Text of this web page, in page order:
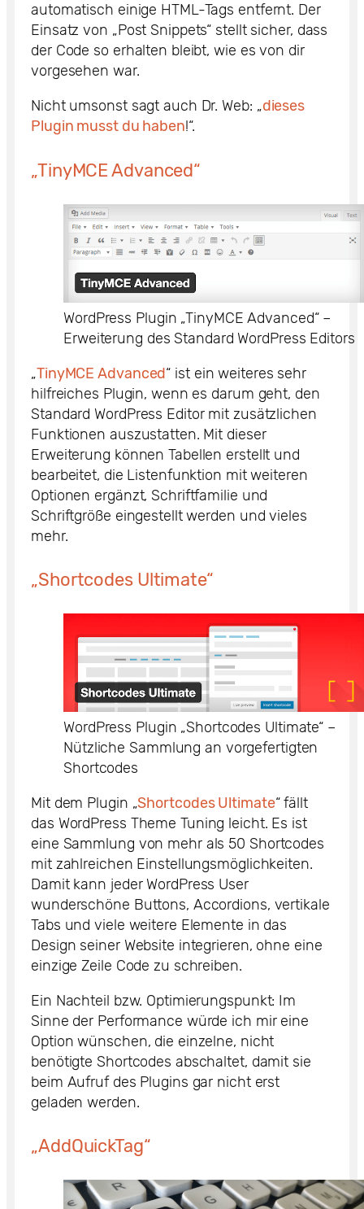
automatisch einige HTML-Tags entfernt. Der
Einsatz von „Post Snippets“ stellt sicher, dass
der Code so erhalten bleibt, wie es von dir
vorgesehen war.
Nicht umsonst sagt auch Dr. Web: „dieses
Plugin musst du haben!“.
„TinyMCE Advanced“
WordPress Plugin „TinyMCE Advanced“ –
Erweiterung des Standard WordPress Editors
„TinyMCE Advanced“ ist ein weiteres sehr
hilfreiches Plugin, wenn es darum geht, den
Standard WordPress Editor mit zusätzlichen
Funktionen auszustatten. Mit dieser
Erweiterung können Tabellen erstellt und
bearbeitet, die Listenfunktion mit weiteren
Optionen ergänzt, Schriftfamilie und
Schriftgröße eingestellt werden und vieles
mehr.
„Shortcodes Ultimate“
WordPress Plugin „Shortcodes Ultimate“ –
Nützliche Sammlung an vorgefertigten
Shortcodes
Mit dem Plugin „Shortcodes Ultimate“ fällt
das WordPress Theme Tuning leicht. Es ist
eine Sammlung von mehr als 50 Shortcodes
mit zahlreichen Einstellungsmöglichkeiten.
Damit kann jeder WordPress User
wunderschöne Buttons, Accordions, vertikale
Tabs und viele weitere Elemente in das
Design seiner Website integrieren, ohne eine
einzige Zeile Code zu schreiben.
Ein Nachteil bzw. Optimierungspunkt: Im
Sinne der Performance würde ich mir eine
Option wünschen, die einzelne, nicht
benötigte Shortcodes abschaltet, damit sie
beim Aufruf des Plugins gar nicht erst
geladen werden.
„AddQuickTag“